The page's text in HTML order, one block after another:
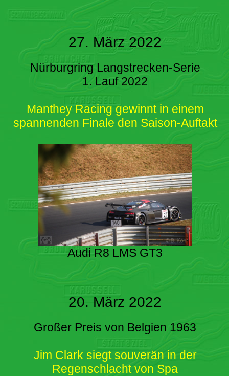
27. März 2022
Nürburgring Langstrecken-Serie
1. Lauf 2022
Manthey Racing gewinnt in einem
spannenden Finale den Saison-Auftakt
Audi R8 LMS GT3
20. März 2022
Großer Preis von Belgien 1963
Jim Clark siegt souverän in der
Regenschlacht von Spa